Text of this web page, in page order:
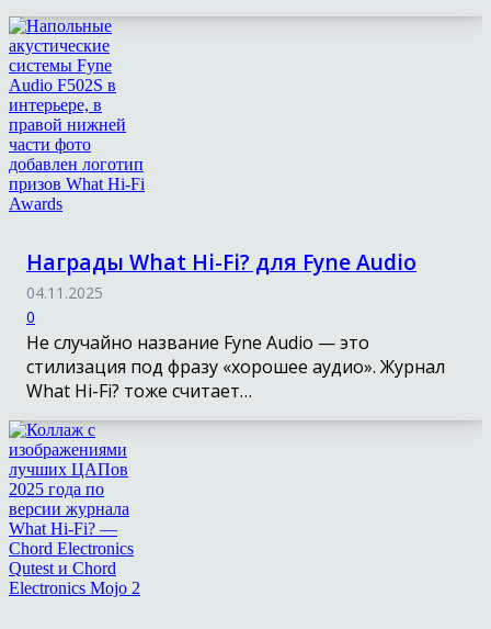
Награды What Hi-Fi? для Fyne Audio
04.11.2025
0
Не случайно название Fyne Audio — это
стилизация под фразу «хорошее аудио». Журнал
What Hi-Fi? тоже считает…